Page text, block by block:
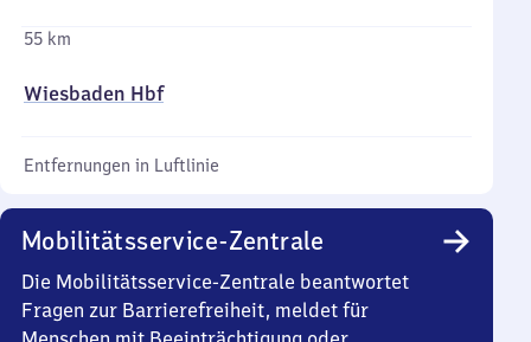
55 km
Wiesbaden Hbf
Entfernungen in Luftlinie
Mobilitätsservice-Zentrale
Die Mobilitätsservice-Zentrale beantwortet
Fragen zur Barrierefreiheit, meldet für